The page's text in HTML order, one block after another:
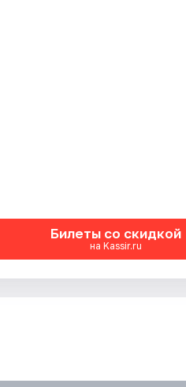
Билеты со скидкой
на Kassir.ru